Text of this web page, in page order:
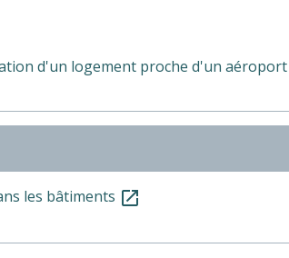
d'un logement proche d'un aéroport
les bâtiments open_in_new